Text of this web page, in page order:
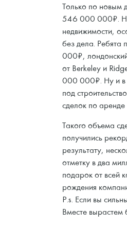
Только по новым
546 000 000₽. Но
недвижимости,
без дела.
000₽,
от Berkeley и
000 000₽. Ну и в
под
сделок по
Такого объема
получились
результату,
отметку в два
подарок от всей
рождения
P.s. Если вы
Вместе вырастем